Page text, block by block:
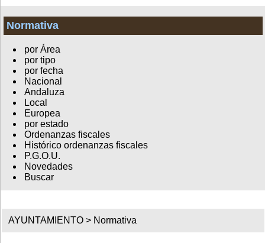
Normativa
por Área
por tipo
por fecha
Nacional
Andaluza
Local
Europea
por estado
Ordenanzas fiscales
Histórico ordenanzas fiscales
P.G.O.U.
Novedades
Buscar
AYUNTAMIENTO > Normativa